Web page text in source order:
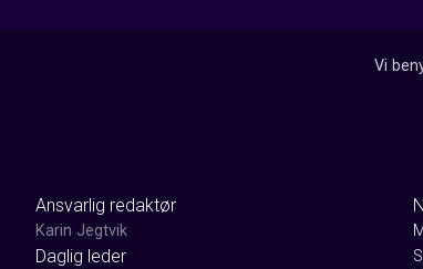
Vi
Ansvarlig redaktør
Karin Jegtvik
Daglig leder